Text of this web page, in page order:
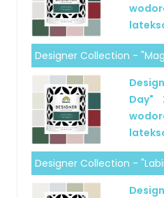
Designer Collection -
Day"
Designer Collection -